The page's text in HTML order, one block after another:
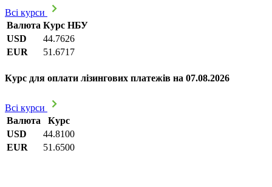
Всі курси
Валюта Курс НБУ
USD
44.7626
EUR
51.6717
Курс для оплати лізингових платежів на 07.08.2026
Всі курси
Валюта
Курс
USD
44.8100
EUR
51.6500